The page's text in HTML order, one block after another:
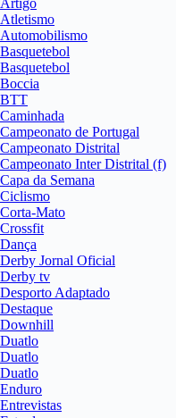
Artigo
Atletismo
Automobilismo
Basquetebol
Basquetebol
Boccia
BTT
Caminhada
Campeonato de Portugal
Campeonato Distrital
Campeonato Inter Distrital (f)
Capa da Semana
Ciclismo
Corta-Mato
Crossfit
Dança
Derby Jornal Oficial
Derby tv
Desporto Adaptado
Destaque
Downhill
Duatlo
Duatlo
Duatlo
Enduro
Entrevistas